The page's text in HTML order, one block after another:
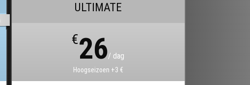
ULTIMATE
€26/ dag
Hoogseizoen +3 €